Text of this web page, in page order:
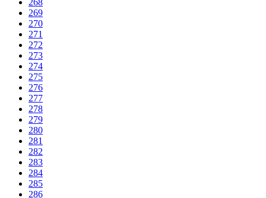
269
270
271
272
273
274
275
276
277
278
279
280
281
282
283
284
285
286